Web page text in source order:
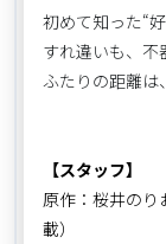
初めて知った“
すれ違いも、不
ふたりの距離は
【スタッフ】
原作：桜井のり
載）